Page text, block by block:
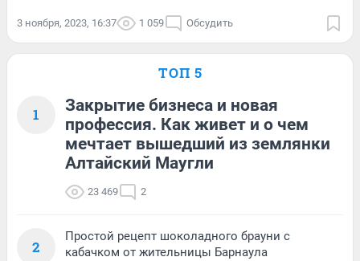
3 ноября, 2023, 16:37 1 059 Обсудить
ТОП 5
1
Закрытие бизнеса и новая
профессия. Как живет и о чем
мечтает вышедший из землянки
Алтайский Маугли
23 469 2
2
Простой рецепт шоколадного брауни с
кабачком от жительницы Барнаула